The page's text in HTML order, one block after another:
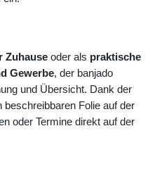
Zuhause oder als praktische
Gewerbe, der banjado
und Übersicht. Dank der
Folie auf der
oder Termine direkt auf der